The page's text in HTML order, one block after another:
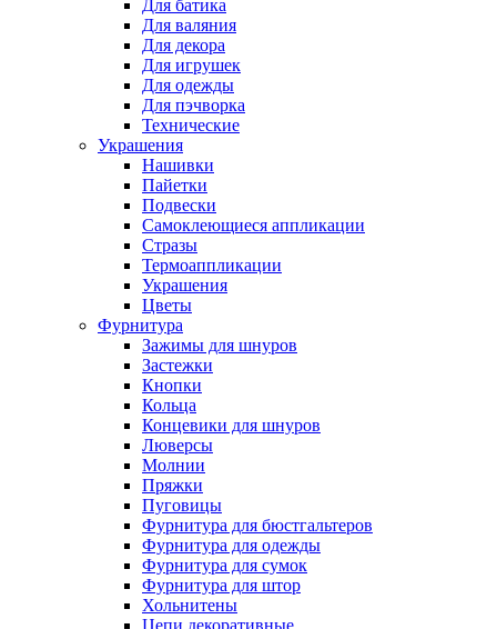
Для батика
Для валяния
Для декора
Для игрушек
Для одежды
Для пэчворка
Технические
Украшения
Нашивки
Пайетки
Подвески
Самоклеющиеся аппликации
Стразы
Термоаппликации
Украшения
Цветы
Фурнитура
Зажимы для шнуров
Застежки
Кнопки
Кольца
Концевики для шнуров
Люверсы
Молнии
Пряжки
Пуговицы
Фурнитура для бюстгальтеров
Фурнитура для одежды
Фурнитура для сумок
Фурнитура для штор
Хольнитены
Цепи декоративные